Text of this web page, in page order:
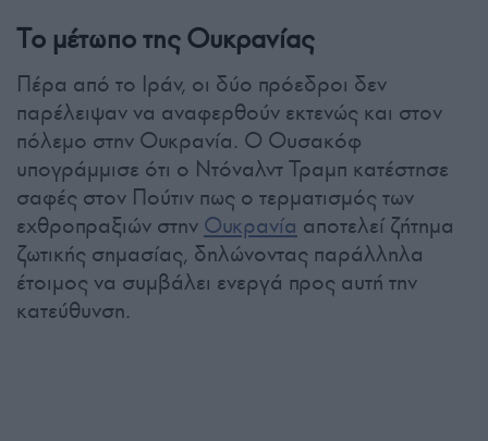
Το μέτωπο της Ουκρανίας
Πέρα από το Ιράν, οι δύο πρόεδροι δεν
παρέλειψαν να αναφερθούν εκτενώς και στον
πόλεμο στην Ουκρανία. Ο Ουσακόφ
υπογράμμισε ότι ο Ντόναλντ Τραμπ κατέστησε
σαφές στον Πούτιν πως ο τερματισμός των
εχθροπραξιών στην Ουκρανία αποτελεί ζήτημα
ζωτικής σημασίας, δηλώνοντας παράλληλα
έτοιμος να συμβάλει ενεργά προς αυτή την
κατεύθυνση.